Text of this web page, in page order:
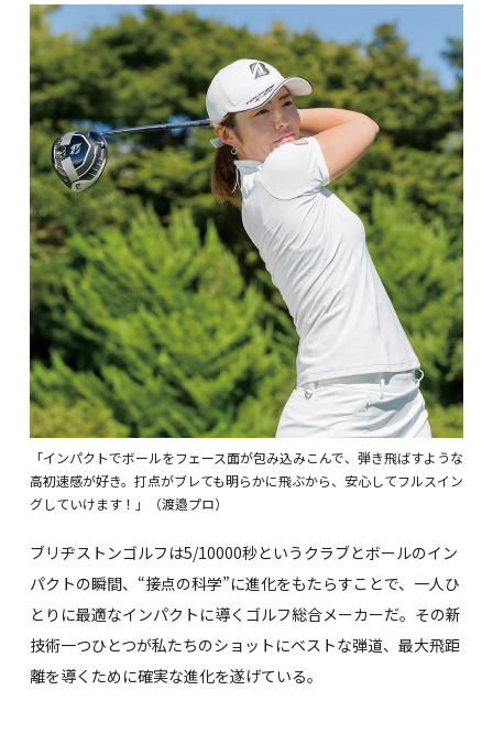
「インパクトでボールをフェース面が包み込みこんで、弾き飛ばすような
高初速感が好き。打点がブレても明らかに飛ぶから、安心してフルスイン
グしていけます！」（渡邉プロ）
ブリヂストンゴルフは5/10000秒というクラブとボールのイン
パクトの瞬間、“接点の科学”に進化をもたらすことで、一人ひ
とりに最適なインパクトに導くゴルフ総合メーカーだ。その新
技術一つひとつが私たちのショットにベストな弾道、最大飛距
離を導くために確実な進化を遂げている。